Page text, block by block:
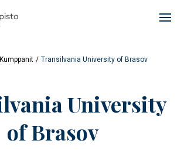
Kumppanit Transilvania University of Brasov
University
of Brasov